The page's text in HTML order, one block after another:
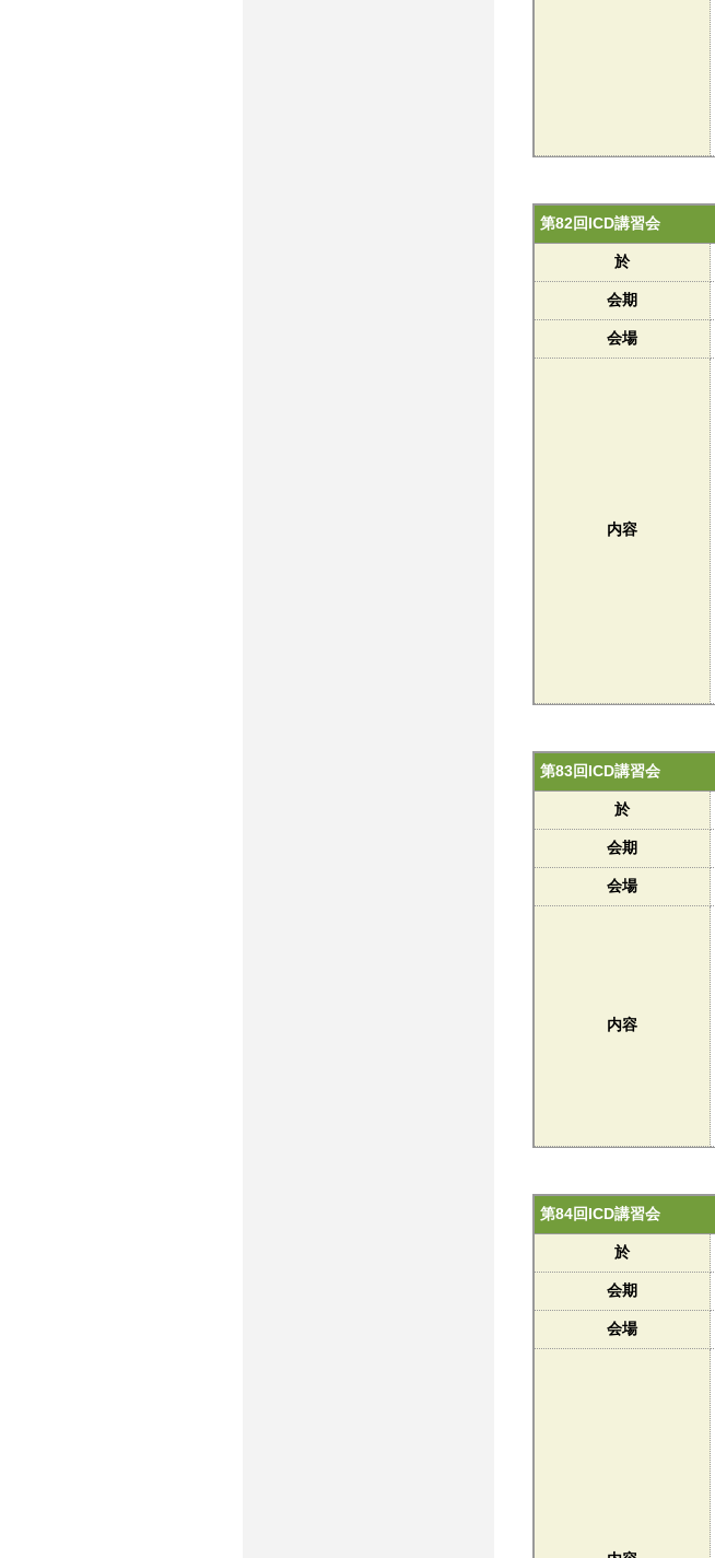
第82回ICD講習会
於
会期
会場
内容
第83回ICD講習会
於
会期
会場
内容
第84回ICD講習会
於
会期
会場